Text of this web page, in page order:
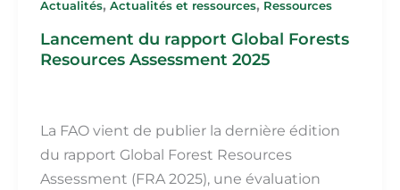
Actualités, Actualités et ressources, Ressources
Lancement du rapport Global Forests
Resources Assessment 2025
La FAO vient de publier la dernière édition
du rapport Global Forest Resources
Assessment (FRA 2025), une évaluation